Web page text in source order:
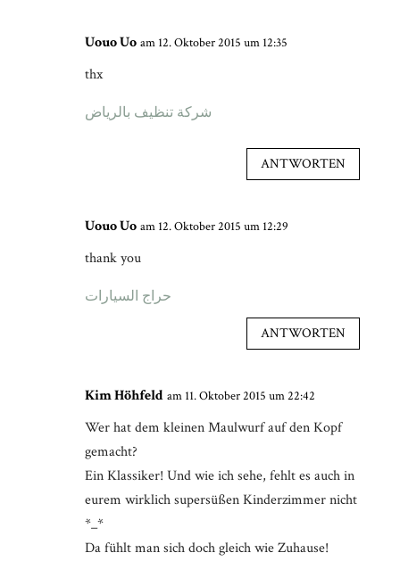
Uouo Uo am 12. Oktober 2015 um 12:35
thx
شركة تنظيف بالرياض
ANTWORTEN
Uouo Uo am 12. Oktober 2015 um 12:29
thank you
حراج السيارات
ANTWORTEN
Kim Höhfeld am 11. Oktober 2015 um 22:42
Wer hat dem kleinen Maulwurf auf den Kopf
gemacht?
Ein Klassiker! Und wie ich sehe, fehlt es auch in
eurem wirklich supersüßen Kinderzimmer nicht
*_*
Da fühlt man sich doch gleich wie Zuhause!